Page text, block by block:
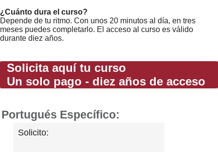
¿Cuánto dura el curso?
Depende de tu ritmo. Con unos 20 minutos al día, en tres
meses puedes completarlo. El acceso al curso es válido
durante diez años.
Solicita aquí tu curso
Un solo pago - diez años de acceso
Portugués Específico:
Solicito: